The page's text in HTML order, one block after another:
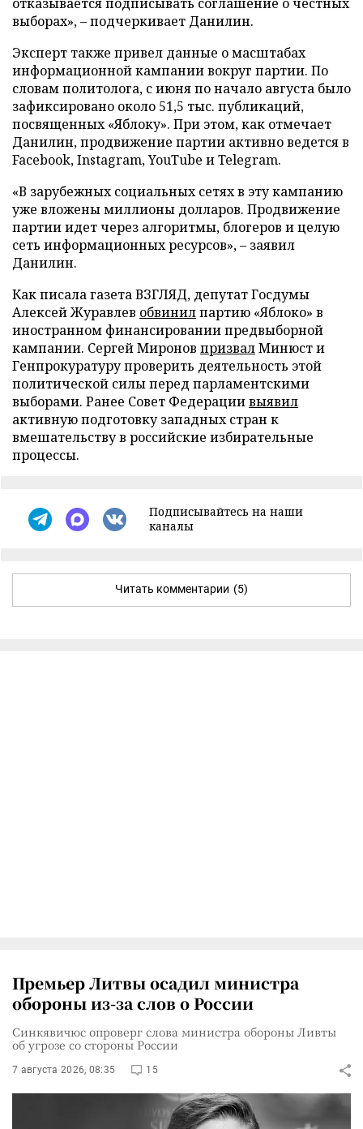
выборах», – подчеркивает Данилин.
Эксперт также привел данные о масштабах
информационной кампании вокруг партии. По
словам политолога, с июня по начало августа было
зафиксировано около 51,5 тыс. публикаций,
посвященных «Яблоку». При этом, как отмечает
Данилин, продвижение партии активно ведется в
Facebook, Instagram, YouTube и Telegram.
«В зарубежных социальных сетях в эту кампанию
уже вложены миллионы долларов. Продвижение
партии идет через алгоритмы, блогеров и целую
сеть информационных ресурсов», – заявил
Данилин.
Как писала газета ВЗГЛЯД, депутат Госдумы
Алексей Журавлев обвинилпартию «Яблоко» в
иностранном финансировании предвыборной
кампании. Сергей Миронов призвалМинюст и
Генпрокуратуру проверить деятельность этой
политической силы перед парламентскими
выборами. Ранее Совет Федерациивыявил
активную подготовку западных стран к
вмешательству в российские избирательные
процессы.
Подписывайтесь на наши
каналы
Читать комментарии (5)
Премьер Литвы осадил министра
обороны из-за слов о России
Синкявичюс опроверг слова министра обороны Ливты
об угрозе со стороны России
7 августа 2026, 08:35 15